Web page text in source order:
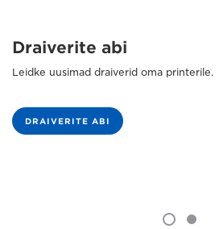
Draiverite abi
Leidke uusimad draiverid oma printerile.
DRAIVERITE ABI